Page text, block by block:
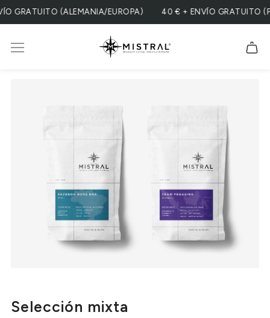
(ALEMANIA/EUROPA) 40 € + ENVÍO GRATUITO
Selección mixta